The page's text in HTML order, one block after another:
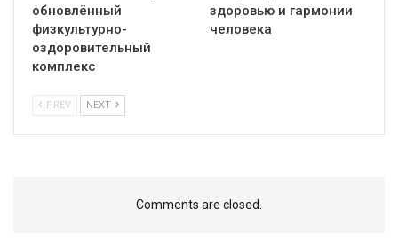
обновлённый
физкультурно-
оздоровительный
комплекс
здоровью и гармонии
человека
PREV NEXT
Comments are closed.